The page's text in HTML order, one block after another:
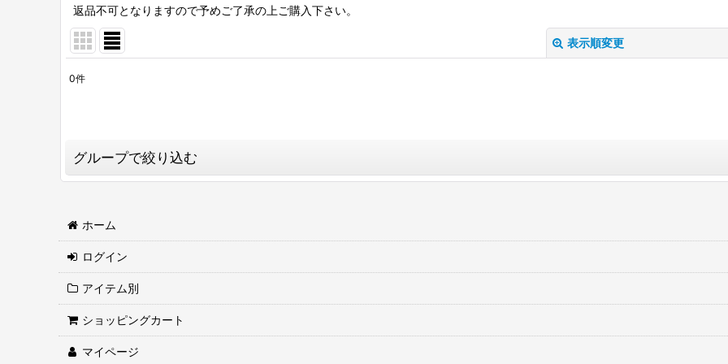
返品不可となりますので予めご了承の上ご購入下さい。
表示順変更
絞り込む
0件
グループで絞り込む
S/S T-SHIRT (半袖Tシャツ)
L/S T-SHIRT(長袖Tシャツ)
L/S SHIRTS (長袖シャツ)
ホーム
ログイン
アイテム別
ショッピングカート
マイページ